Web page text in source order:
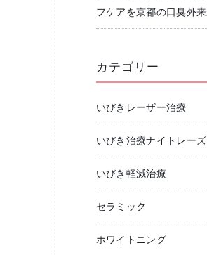
フケアを京都の口臭外
カテゴリー
いびきレーザー治療
いびき治療ナイトレーズ
いびき軽減治療
セラミック
ホワイトニング